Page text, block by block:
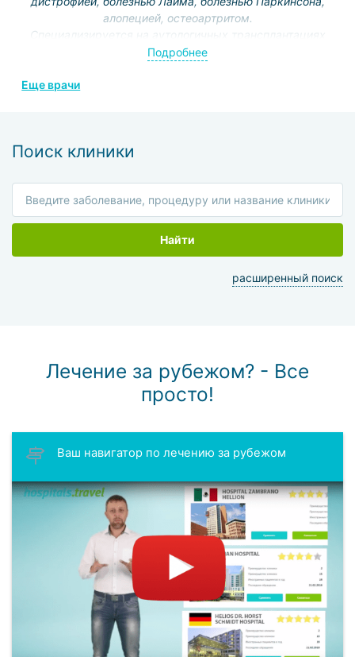
алопецией, остеоартритом.
Специализируется на аутологичных трансплантациях
— получении и культивировании клеток из костного
Разработал собственную методику получения и
Подробнее
Еще врачи
Поиск клиники
Найти
расширенный поиск
Лечение за рубежом? - Все
просто!
Ваш навигатор по лечению за рубежом